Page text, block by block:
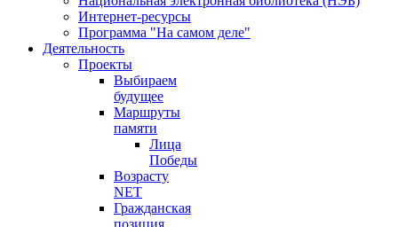
Интернет-ресурсы
Программа "На самом деле"
Деятельность
Проекты
Выбираем
будущее
Маршруты
памяти
Лица
Победы
Возрасту
NET
Гражданская
позиция